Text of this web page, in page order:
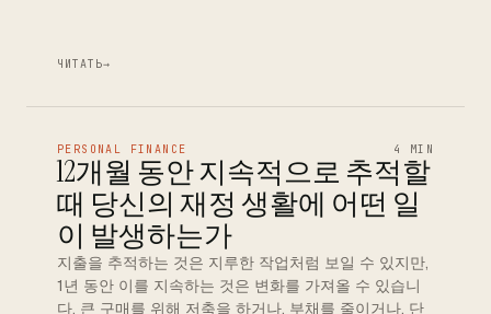
ЧИТАТЬ→
PERSONAL FINANCE 4 MIN
12개월 동안 지속적으로 추적할
때 당신의 재정 생활에 어떤 일
이 발생하는가
지출을 추적하는 것은 지루한 작업처럼 보일 수 있지만,
1년 동안 이를 지속하는 것은 변화를 가져올 수 있습니
다. 큰 구매를 위해 저축을 하거나, 부채를 줄이거나, 단